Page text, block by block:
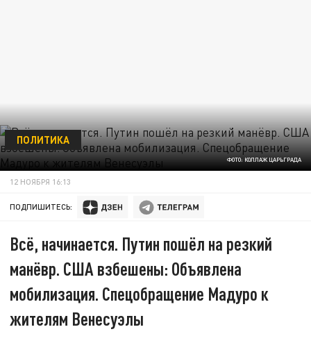
ФОТО: КОЛЛАЖ ЦАРЬГРАДА
ПОЛИТИКА
12 НОЯБРЯ 16:13
ПОДПИШИТЕСЬ:
Всё, начинается. Путин пошёл на резкий
манёвр. США взбешены: Объявлена
мобилизация. Спецобращение Мадуро к
жителям Венесуэлы